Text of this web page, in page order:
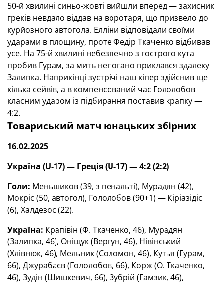
50-й хвилині синьо-жовті вийшли вперед — захисник
греків невдало віддав на воротаря, що призвело до
курйозного автогола. Елліни відповідали своїми
ударами в площину, проте Федір Ткаченко відбивав
усе. На 75-й хвилині небезпечно з гострого кута
пробив Гурам, за мить непогано приклався здалеку
Залипка. Наприкінці зустрічі наш кіпер здійснив ще
кілька сейвів, а в компенсований час Гололобов
класним ударом із підбирання поставив крапку —
4:2.
Товариський матч юнацьких збірних
16.02.2025
Україна (U-17) — Греція (U-17) — 4:2 (2:2)
Голи: Меньшиков (39, з пенальті), Мурадян (42),
Мокріс (50, автогол), Гололобов (90+1) — Кіріазідіс
(6), Халдезос (22).
Україна: Крапівін (Ф. Ткаченко, 46), Мурадян
(Залипка, 46), Оніщук (Вергун, 46), Нівінський
(Хлівнюк, 46), Мельник (Соломон, 46), Кутья (Гурам,
66), Джурабаєв (Гололобов, 66), Корж (О. Ткаченко,
46), Зудін (Шишкевич, 66), Зубрій (Гамзик, 46),